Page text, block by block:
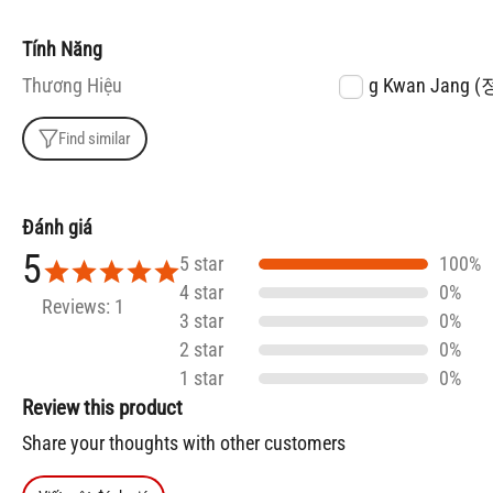
Tính Năng
Thương Hiệu
Jung Kwan Jang (
Find similar
Đánh giá
5
Reviews: 1
5 star
100%
4 star
0%
3 star
0%
2 star
0%
1 star
0%
Review this product
Share your thoughts with other customers